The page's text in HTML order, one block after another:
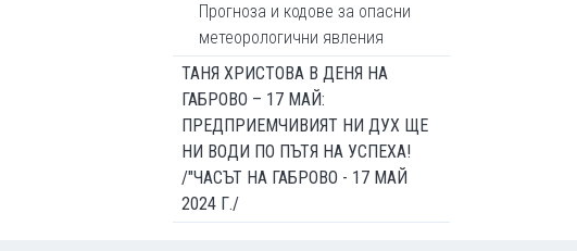
Прогноза и кодове за опасни
метеорологични явления
ТАНЯ ХРИСТОВА В ДЕНЯ НА
ГАБРОВО – 17 МАЙ:
ПРЕДПРИЕМЧИВИЯТ НИ ДУХ ЩЕ
НИ ВОДИ ПО ПЪТЯ НА УСПЕХА!
/"ЧАСЪТ НА ГАБРОВО - 17 МАЙ
2024 Г./